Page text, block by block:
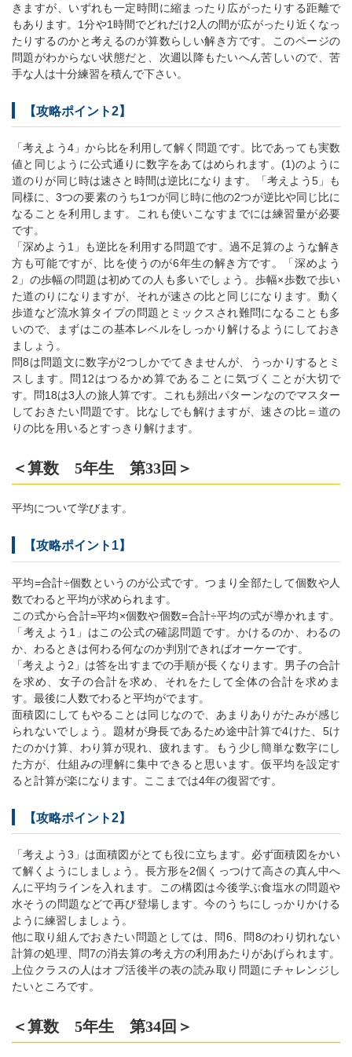
きますが、いずれも一定時間に縮まったり広がったりする距離で
もあります。1分や1時間でどれだけ2人の間が広がったり近くなっ
たりするのかと考えるのが算数らしい解き方です。このページの
問題がわからない状態だと、次週以降もたいへん苦しいので、苦
手な人は十分練習を積んで下さい。
【攻略ポイント2】
「考えよう4」から比を利用して解く問題です。比であっても実数
値と同じように公式通りに数字をあてはめられます。(1)のように
道のりが同じ時は速さと時間は逆比になります。「考えよう5」も
同様に、3つの要素のうち1つが同じ時に他の2つが逆比や同じ比に
なることを利用します。これも使いこなすまでには練習量が必要
です。
「深めよう1」も逆比を利用する問題です。過不足算のような解き
方も可能ですが、比を使うのが6年生の解き方です。「深めよう
2」の歩幅の問題は初めての人も多いでしょう。歩幅×歩数で歩い
た道のりになりますが、それが速さの比と同じになります。動く
歩道など流水算タイプの問題とミックスされ難問になることも多
いので、まずはこの基本レベルをしっかり解けるようにしておき
ましょう。
問8は問題文に数字が2つしかでてきませんが、うっかりするとミ
スします。問12はつるかめ算であることに気づくことが大切で
す。問18は3人の旅人算です。これも頻出パターンなのでマスター
しておきたい問題です。比なしでも解けますが、速さの比＝道の
りの比を用いるとすっきり解けます。
＜算数 5年生 第33回＞
平均について学びます。
【攻略ポイント1】
平均=合計÷個数というのが公式です。つまり全部たして個数や人
数でわると平均が求められます。
この式から合計=平均×個数や個数=合計÷平均の式が導かれます。
「考えよう1」はこの公式の確認問題です。かけるのか、わるの
か、わるときは何わる何なのか判別できればオーケーです。
「考えよう2」は答を出すまでの手順が長くなります。男子の合計
を求め、女子の合計を求め、それをたして全体の合計を求めま
す。最後に人数でわると平均がでます。
面積図にしてもやることは同じなので、あまりありがたみが感じ
られないでしょう。題材が身長であるため途中計算で4けた、5け
たのかけ算、わり算が現れ、疲れます。もう少し簡単な数字にし
た方が、仕組みの理解に集中できると思います。仮平均を設定す
ると計算が楽になります。ここまでは4年の復習です。
【攻略ポイント2】
「考えよう3」は面積図がとても役に立ちます。必ず面積図をかい
て解くようにしましょう。長方形を2個くっつけて高さの真ん中へ
んに平均ラインを入れます。この構図は今後学ぶ食塩水の問題や
水そうの問題などで再び登場します。今のうちにしっかりかける
ように練習しましょう。
他に取り組んでおきたい問題としては、問6、問8のわり切れない
計算の処理、問7の消去算の考え方の利用あたりがあげられます。
上位クラスの人はオプ活後半の表の読み取り問題にチャレンジし
たいところです。
＜算数 5年生 第34回＞